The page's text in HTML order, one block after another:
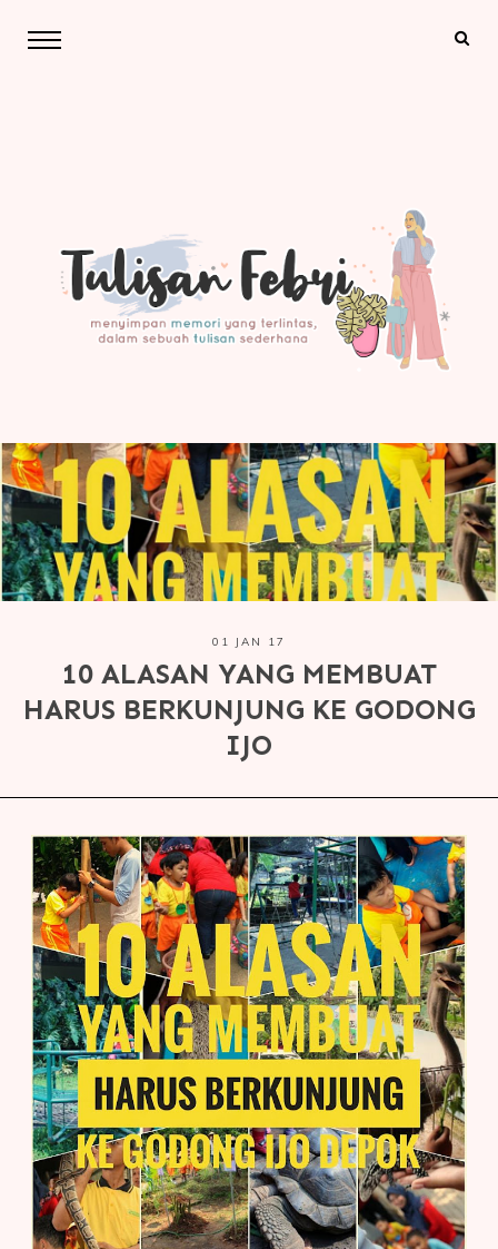
01 JAN 17
10 ALASAN YANG MEMBUAT
HARUS BERKUNJUNG KE GODONG
IJO